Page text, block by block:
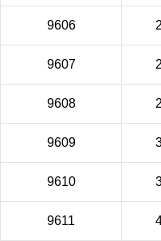
9606
9607
9608
9609
9610
9611